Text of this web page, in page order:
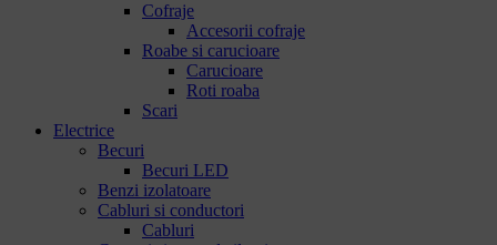
Cofraje
Accesorii cofraje
Roabe si carucioare
Carucioare
Roti roaba
Scari
Electrice
Becuri
Becuri LED
Benzi izolatoare
Cabluri si conductori
Cabluri